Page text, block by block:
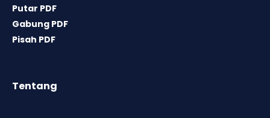
Putar PDF
Gabung PDF
Pisah PDF
Tentang